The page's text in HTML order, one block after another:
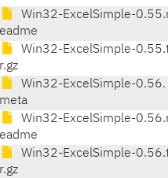
Win32-ExcelSimple-
eadme
Win32-ExcelSimple-
r.gz
Win32-ExcelSimple-0.56.
meta
Win32-ExcelSimple-
eadme
Win32-ExcelSimple-
r.gz